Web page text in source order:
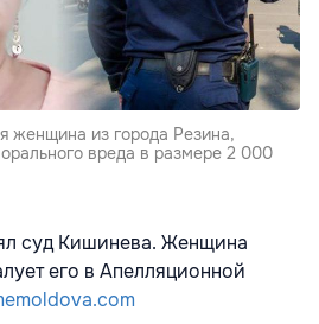
женщина из города Резина,
вреда в размере 2 000
суд Кишинева. Женщина
его в Апелляционной